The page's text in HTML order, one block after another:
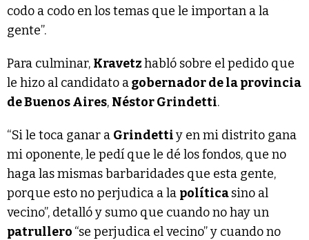
codo a codo en los temas que le importan a la
gente”.
Para culminar, Kravetzhabló sobre el pedido que
le hizo al candidato agobernador de la provincia
de Buenos Aires, Néstor Grindetti.
“Si le toca ganar a Grindettiy en mi distrito gana
mi oponente, le pedí que le dé los fondos, que no
haga las mismas barbaridades que esta gente,
porque esto no perjudica a la políticasino al
vecino”, detalló y sumo que cuando no hay un
patrullero “se perjudica el vecino” y cuando no